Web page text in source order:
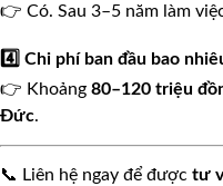
👉 Có. Sau 3–5 năm làm
4️⃣ Chi phí ban đầu bao
👉 Khoảng 80–120 triệu
Đức.
📞 Liên hệ ngay để được tư